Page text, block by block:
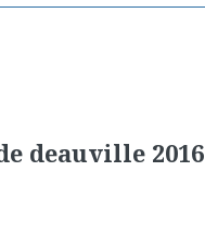
deauville 2016